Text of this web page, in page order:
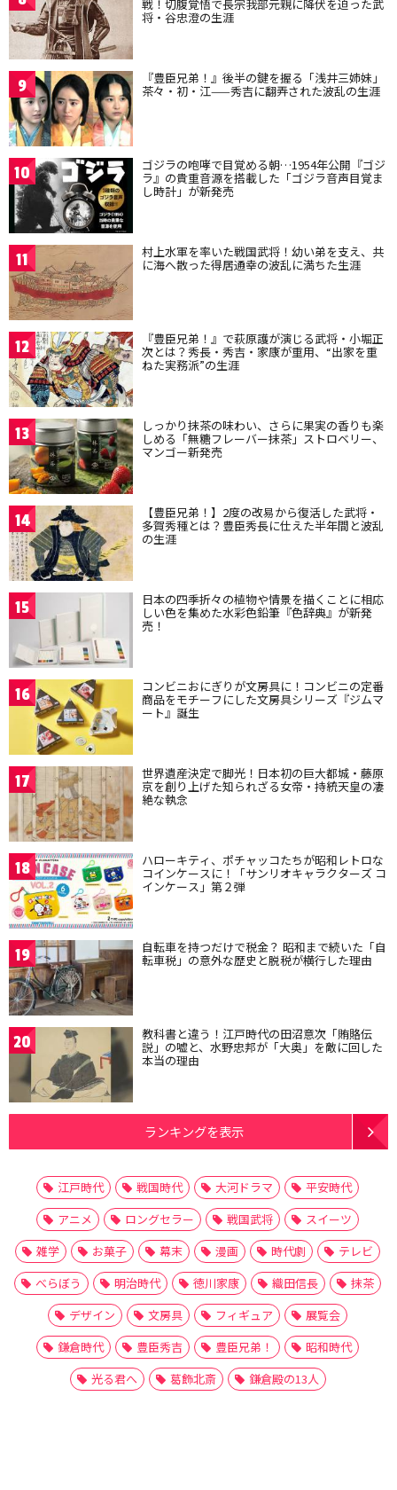
戦！切腹覚悟で長宗我部元親に降伏を迫った武
将・谷忠澄の生涯
9 『豊臣兄弟！』後半の鍵を握る「浅井三姉妹」
茶々・初・江——秀吉に翻弄された波乱の生涯
10 ゴジラの咆哮で目覚める朝…1954年公開『ゴジ
ラ』の貴重音源を搭載した「ゴジラ音声目覚ま
し時計」が新発売
11 村上水軍を率いた戦国武将！幼い弟を支え、共
に海へ散った得居通幸の波乱に満ちた生涯
12 『豊臣兄弟！』で萩原護が演じる武将・小堀正
次とは？秀長・秀吉・家康が重用、“出家を重
ねた実務派”の生涯
13 しっかり抹茶の味わい、さらに果実の香りも楽
しめる「無糖フレーバー抹茶」ストロベリー、
マンゴー新発売
14 【豊臣兄弟！】2度の改易から復活した武将・
多賀秀種とは？豊臣秀長に仕えた半年間と波乱
の生涯
15 日本の四季折々の植物や情景を描くことに相応
しい色を集めた水彩色鉛筆『色辞典』が新発
売！
16 コンビニおにぎりが文房具に！コンビニの定番
商品をモチーフにした文房具シリーズ『ジムマ
ート』誕生
17 世界遺産決定で脚光！日本初の巨大都城・藤原
京を創り上げた知られざる女帝・持統天皇の凄
絶な執念
18 ハローキティ、ポチャッコたちが昭和レトロな
コインケースに！「サンリオキャラクターズ コ
インケース」第２弾
19 自転車を持つだけで税金？ 昭和まで続いた「自
転車税」の意外な歴史と脱税が横行した理由
20 教科書と違う！江戸時代の田沼意次「賄賂伝
説」の嘘と、水野忠邦が「大奥」を敵に回した
本当の理由
ランキングを表示
江戸時代 戦国時代 大河ドラマ
平安時代
アニメ
ロングセラー 戦国武将
スイーツ
雑学
お菓子 幕末 漫画 時代劇
テレビ
べらぼう
明治時代 徳川家康 織田信長
抹茶
デザイン
文房具 フィギュア
展覧会
鎌倉時代
豊臣秀吉 豊臣兄弟！
昭和時代
光る君へ
葛飾北斎 鎌倉殿の13人